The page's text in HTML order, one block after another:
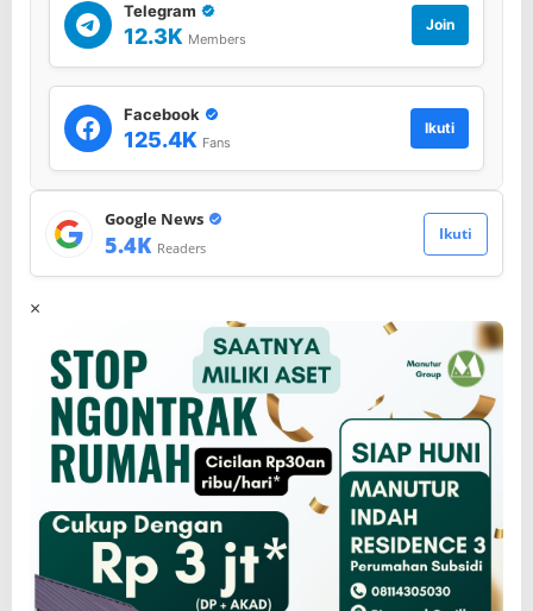
c
r
a
U
T
R
I
Telegram
12.3K Members
Join
Facebook
125.4K Fans
Ikuti
Google News
5.4K Readers
Ikuti
×